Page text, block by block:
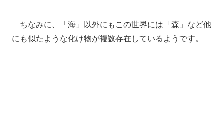
ちなみに、「海」以外にもこの世界には「森」など他
にも似たような化け物が複数存在しているようです。